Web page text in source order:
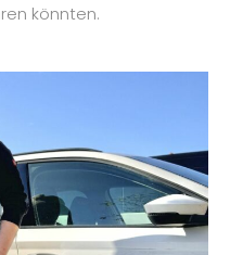
könnten.